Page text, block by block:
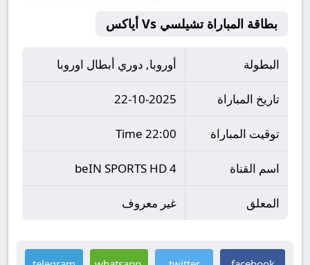
بطاقة المباراة تشيلسي Vs أياكس
البطولة أوروبا, دوري أبطال اوروبا
تاريخ المباراة 22-10-2025
توقيت المباراة 22:00 Time
اسم القناة beIN SPORTS HD 4
المعلق غير معروف